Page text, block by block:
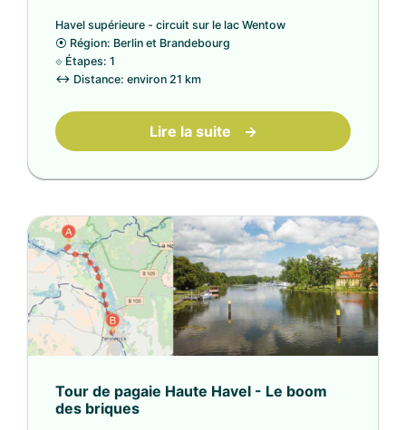
Havel supérieure - circuit sur le lac Wentow
⦿ Région: Berlin et Brandebourg
⟐ Étapes: 1
↔ Distance: environ 21 km
Lire la suite →
Tour de pagaie Haute Havel - Le boom
des briques